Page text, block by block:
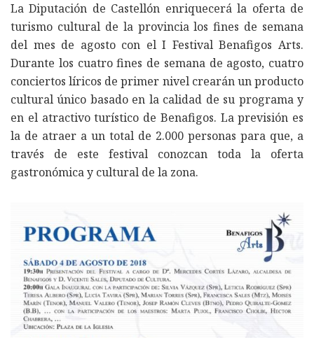
La Diputación de Castellón enriquecerá la oferta de
turismo cultural de la provincia los fines de semana
del mes de agosto con el I Festival Benafigos Arts.
Durante los cuatro fines de semana de agosto, cuatro
conciertos líricos de primer nivel crearán un producto
cultural único basado en la calidad de su programa y
en el atractivo turístico de Benafigos. La previsión es
la de atraer a un total de 2.000 personas para que, a
través de este festival conozcan toda la oferta
gastronómica y cultural de la zona.